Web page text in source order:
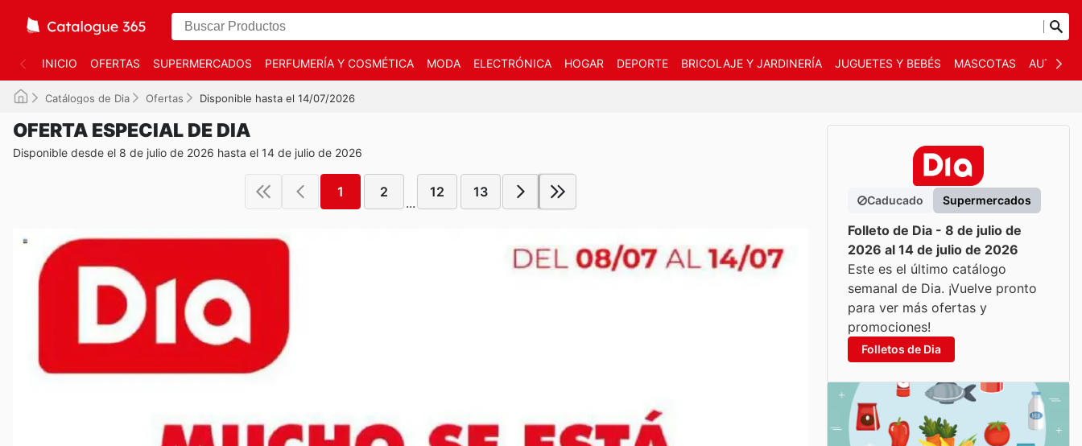
INICIO OFERTAS SUPERMERCADOS PERFUMERÍA Y COSMÉTICA MODA ELECTRÓNICA HOGAR DEPORTE BRICOLAJE Y JARDINERÍA JUGUETES Y BEBÉS MASCOTAS AUTO Y
Catálogos de Dia Ofertas Disponible hasta el 14/07/2026
OFERTA ESPECIAL DE DIA
Disponible desde el 8 de julio de 2026 hasta el 14 de julio de 2026
1 2
...
12 13
Caducado Supermercados
Folleto de Dia - 8 de julio de
2026 al 14 de julio de 2026
Este es el último catálogo
semanal de Dia. ¡Vuelve pronto
para ver más ofertas y
promociones!
Folletos de Dia